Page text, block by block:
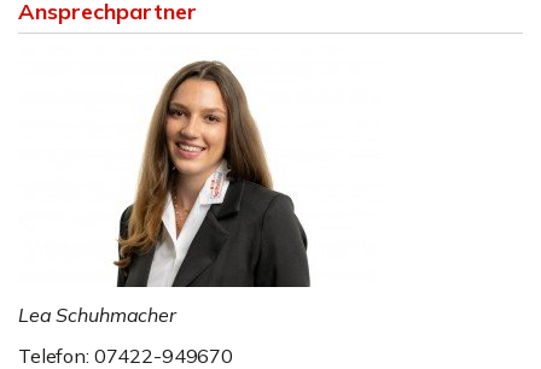
Ansprechpartner
Lea Schuhmacher
Telefon: 07422-949670